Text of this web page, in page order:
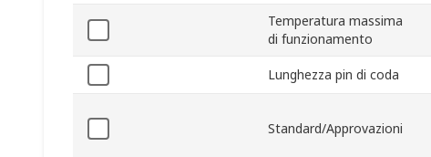
Temperatura massima
di funzionamento
Lunghezza pin di coda
Standard/Approvazioni